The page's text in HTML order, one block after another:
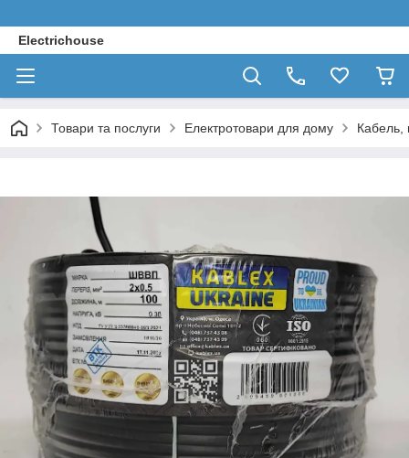
Electrichouse
Товари та послуги Електротовари для дому Кабель,